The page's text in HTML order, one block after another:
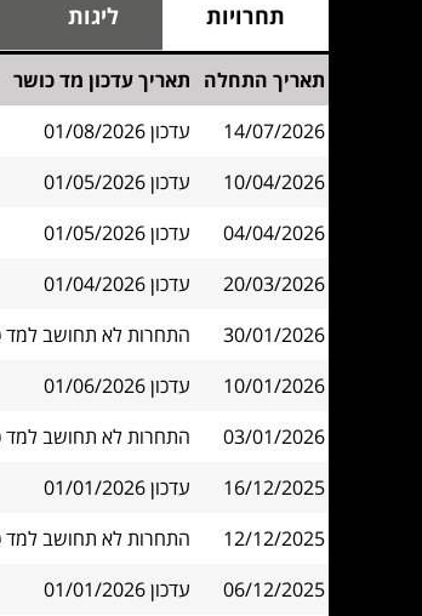
תחרויות ליגות
תאריך התחלה תאריך עדכון מד כושר
14/07/2026
עדכון 01/08/2026
10/04/2026
עדכון 01/05/2026
04/04/2026
עדכון 01/05/2026
20/03/2026
עדכון 01/04/2026
30/01/2026
התחרות לא תחושב למד
10/01/2026
עדכון 01/06/2026
03/01/2026
התחרות לא תחושב למד
16/12/2025
עדכון 01/01/2026
12/12/2025
התחרות לא תחושב למד
06/12/2025
עדכון 01/01/2026